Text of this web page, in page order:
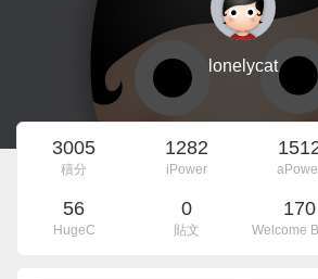
lonelycat
3005
積分
1282
iPower
56
HugeC
0
貼文
170
Welcome